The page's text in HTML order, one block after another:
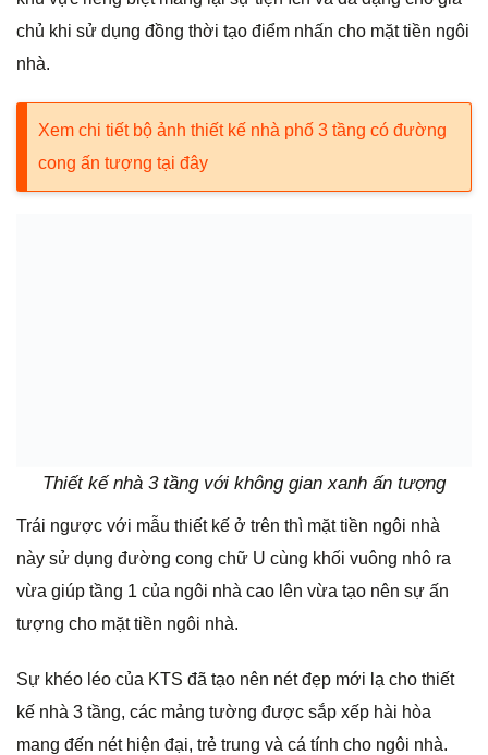
chủ khi sử dụng đồng thời tạo điểm nhấn cho mặt tiền ngôi
nhà.
Xem chi tiết bộ ảnh thiết kế nhà phố 3 tầng có đường
cong ấn tượng tại đây
Thiết kế nhà 3 tầng với không gian xanh ấn tượng
Trái ngược với mẫu thiết kế ở trên thì mặt tiền ngôi nhà
này sử dụng đường cong chữ U cùng khối vuông nhô ra
vừa giúp tầng 1 của ngôi nhà cao lên vừa tạo nên sự ấn
tượng cho mặt tiền ngôi nhà.
Sự khéo léo của KTS đã tạo nên nét đẹp mới lạ cho thiết
kế nhà 3 tầng, các mảng tường được sắp xếp hài hòa
mang đến nét hiện đại, trẻ trung và cá tính cho ngôi nhà.